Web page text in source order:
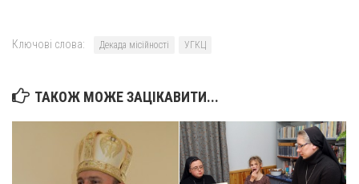
Ключові слова: Декада місійності УГКЦ
ТАКОЖ МОЖЕ ЗАЦІКАВИТИ...